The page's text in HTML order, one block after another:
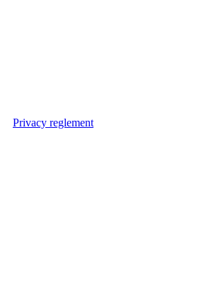
Privacy reglement